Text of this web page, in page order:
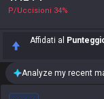
P/Uccisioni 34%
Affidati al
Analyze my recent